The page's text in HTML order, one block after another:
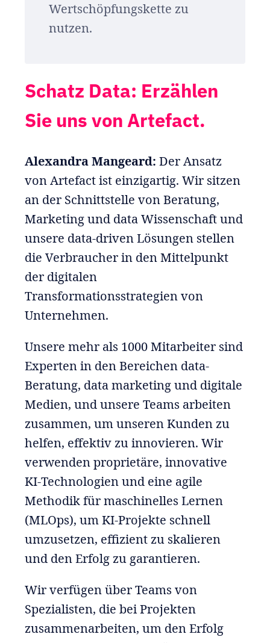
Wertschöpfungskette zu
nutzen.
Schatz Data: Erzählen
Sie uns von Artefact.
Alexandra Mangeard: Der Ansatz
von Artefact ist einzigartig. Wir sitzen
an der Schnittstelle von Beratung,
Marketing und data Wissenschaft und
unsere data-driven Lösungen stellen
die Verbraucher in den Mittelpunkt
der digitalen
Transformationsstrategien von
Unternehmen.
Unsere mehr als 1000 Mitarbeiter sind
Experten in den Bereichen data-
Beratung, data marketing und digitale
Medien, und unsere Teams arbeiten
zusammen, um unseren Kunden zu
helfen, effektiv zu innovieren. Wir
verwenden proprietäre, innovative
KI-Technologien und eine agile
Methodik für maschinelles Lernen
(MLOps), um KI-Projekte schnell
umzusetzen, effizient zu skalieren
und den Erfolg zu garantieren.
Wir verfügen über Teams von
Spezialisten, die bei Projekten
zusammenarbeiten, um den Erfolg